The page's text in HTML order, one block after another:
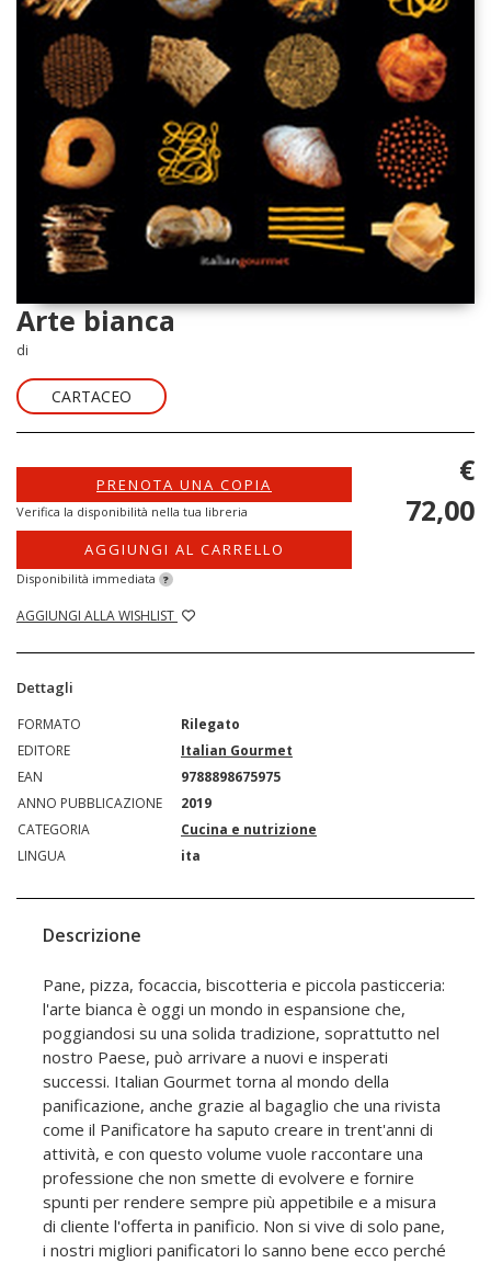
Arte bianca
di
CARTACEO
PRENOTA UNA COPIA
Verifica la disponibilità nella tua libreria
AGGIUNGI AL CARRELLO
Disponibilità immediata ?
AGGIUNGI ALLA WISHLIST
€
72,00
Dettagli
FORMATO
Rilegato
EDITORE
Italian Gourmet
EAN
9788898675975
ANNO PUBBLICAZIONE
2019
CATEGORIA
Cucina e nutrizione
LINGUA
ita
Descrizione
Pane, pizza, focaccia, biscotteria e piccola pasticceria:
l'arte bianca è oggi un mondo in espansione che,
poggiandosi su una solida tradizione, soprattutto nel
nostro Paese, può arrivare a nuovi e insperati
successi. Italian Gourmet torna al mondo della
panificazione, anche grazie al bagaglio che una rivista
come il Panificatore ha saputo creare in trent'anni di
attività, e con questo volume vuole raccontare una
professione che non smette di evolvere e fornire
spunti per rendere sempre più appetibile e a misura
di cliente l'offerta in panificio. Non si vive di solo pane,
i nostri migliori panificatori lo sanno bene ecco perché